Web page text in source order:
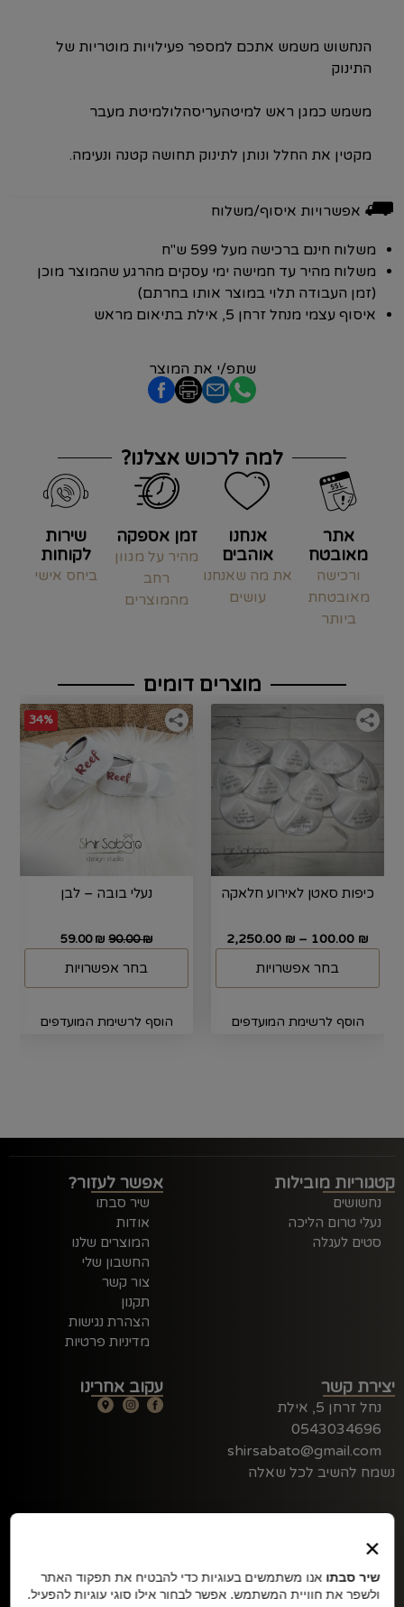
הנחשוש משמש אתכם למספר פעילויות מוטריות של
התינוק
משמש כמגן ראש למיטהעריסהלולמיטת מעבר
מקטין את החלל ונותן לתינוק תחושה קטנה ונעימה.
⛟ אפשרויות איסוף/משלוח
משלוח חינם ברכישה מעל 599 ש"ח
משלוח מהיר עד חמישה ימי עסקים מהרגע שהמוצר מוכן
(זמן העבודה תלוי במוצר אותו בחרתם)
איסוף עצמי מנחל זרחן 5, אילת בתיאום מראש
שתפ/י את המוצר
למה לרכוש אצלנו?
אתר
מאובטח
ורכישה
מאובטחת
ביותר
אנחנו
אוהבים
את מה שאנחנו
עושים
זמן אספקה
מהיר על מגוון
רחב
מהמוצרים
שירות
לקוחות
ביחס אישי
מוצרים דומים
כיפות סאטן לאירוע חלאקה
100.00 ₪
–
2,250.00 ₪
בחר אפשרויות
הוסף לרשימת המועדפים
34%
נעלי בובה – לבן
90.00₪
59.00₪
בחר אפשרויות
הוסף לרשימת המועדפים
יצירת קשר
נחל זרחן 5, אילת
0543034696
shirsabato@gmail.com
נשמח להשיב לכל שאלה
אפשר לעזור?
שיר סבתו
אודות
המוצרים שלנו
החשבון שלי
צור קשר
תקנון
הצהרת נגישות
מדיניות פרטיות
קטגוריות מובילות
נחשושים
נעלי טרום הליכה
סטים לעגלה
עקוב אחרינו
×
שיר סבתו אנו משתמשים בעוגיות כדי להבטיח את תפקוד האתר
ולשפר את חוויית המשתמש. אפשר לבחור אילו סוגי עוגיות להפעיל.